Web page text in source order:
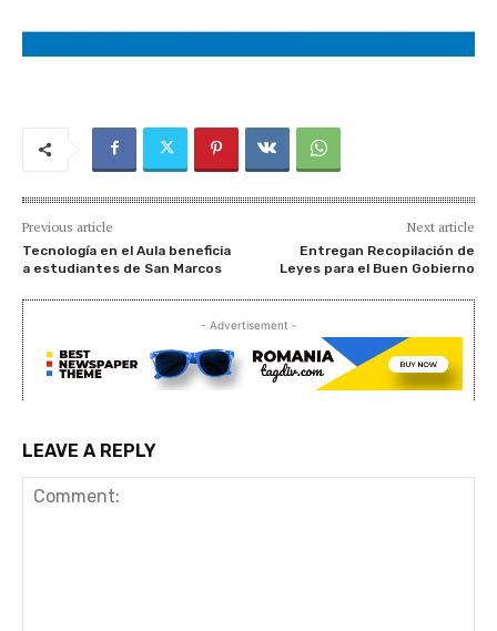
Previous article
Tecnología en el Aula beneficia
a estudiantes de San Marcos
Next article
Entregan Recopilación de
Leyes para el Buen Gobierno
- Advertisement -
LEAVE A REPLY